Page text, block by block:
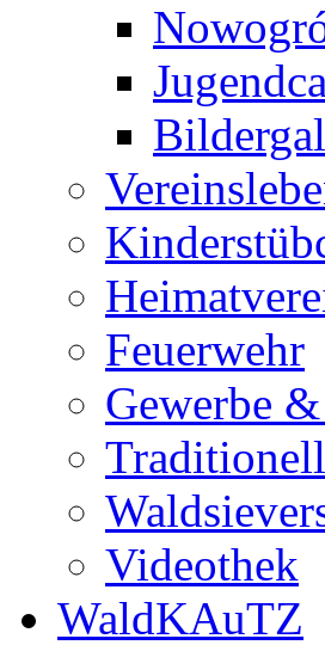
Feuerwehr
Gewerbe
Videothek
WaldKAuTZ